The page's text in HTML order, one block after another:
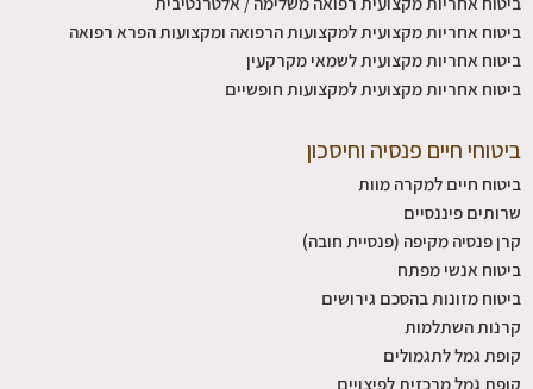
ביטוח אחריות מקצועית למקצועות הרפואה ומקצועות הפרא רפואה
ביטוח אחריות מקצועית לשמאי מקרקעין
ביטוח אחריות מקצועית למקצועות חופשיים
ביטוחי חיים פנסיה וחיסכון
ביטוח חיים למקרה מוות
שרותים פיננסיים
קרן פנסיה מקיפה (פנסיית חובה)
ביטוח אנשי מפתח
ביטוח מזונות בהסכם גירושים
קרנות השתלמות
קופת גמל לתגמולים
קופת גמל מרכזית לפיצויים